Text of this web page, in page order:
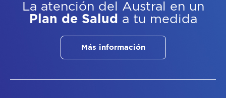
La atención del Austral
en un
Plan de Salud a tu medida
Más información